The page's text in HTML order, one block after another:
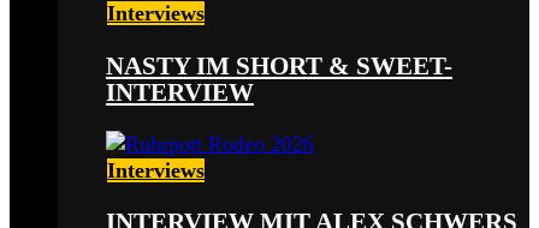
Interviews
NASTY IM SHORT & SWEET-
INTERVIEW
Interviews
INTERVIEW MIT ALEX SCHWERS